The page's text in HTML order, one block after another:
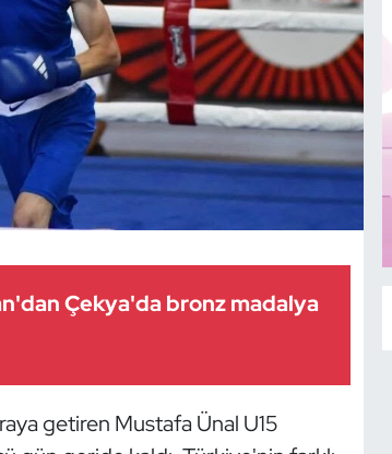
Çekya'da bronz madalya
getiren Mustafa Ünal U15